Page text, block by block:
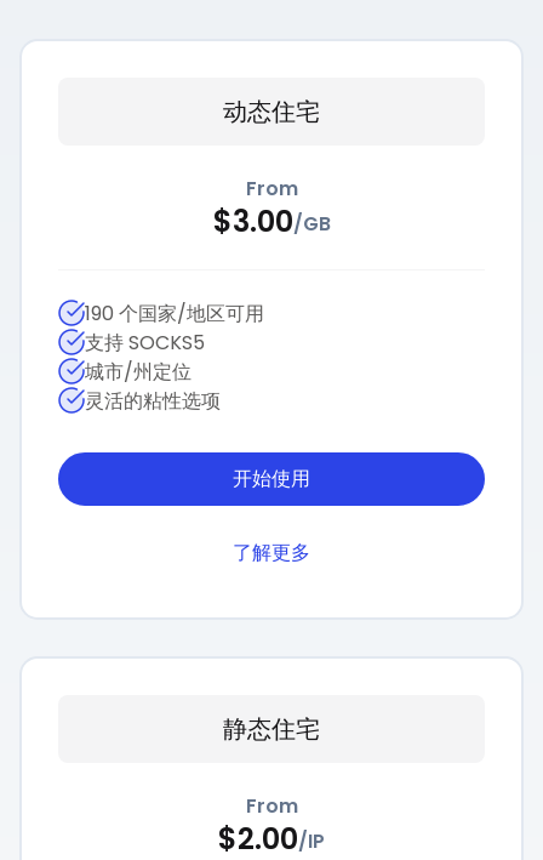
动态住宅
From
$3.00/GB
190 个国家/地区可用
支持 SOCKS5
城市/州定位
灵活的粘性选项
开始使用
了解更多
静态住宅
From
$2.00/IP